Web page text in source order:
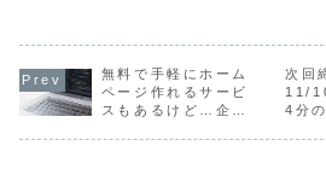
をいただくと「ど
うしてアトラボを
選んでいただけた
のでしょうか？」
その方はいきなり
「2才の娘がいる
んですけど」「そ
の子と話すよう
無料で手軽にホーム
ページ作れるサービ
スもあるけど…企業
次回
11/
4分